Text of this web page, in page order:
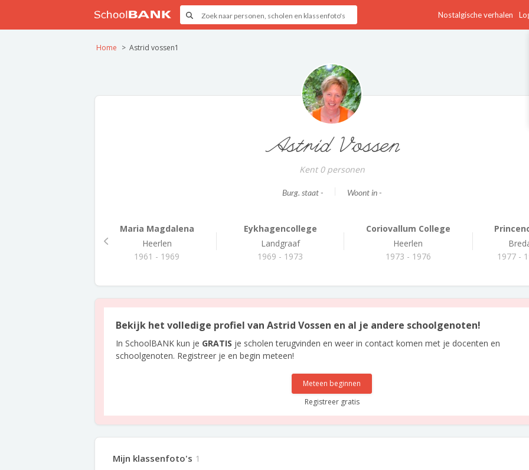
Nostalgische verhalen
Home Astrid vossen1
Astrid Vossen
Kent 0 personen
Burg. staat - Woont in -
Maria Magdalena
Heerlen
1961 - 1969
Eykhagencollege
Landgraaf
1969 - 1973
Coriovallum College
Heerlen
1973 - 1976
1977 -
Bekijk het volledige profiel van Astrid Vossen en al je andere schoolgenoten!
In SchoolBANK kun je GRATIS je scholen terugvinden en weer in contact komen met je docenten en
schoolgenoten. Registreer je en begin meteen!
Meteen beginnen
Registreer gratis
Mijn klassenfoto's 1